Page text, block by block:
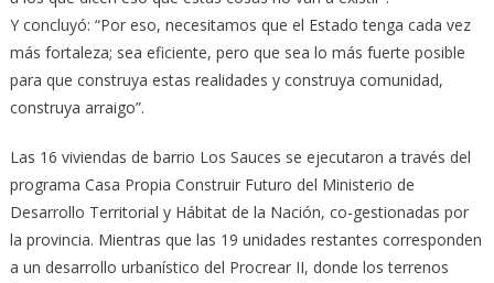
Y concluyó: “Por eso, necesitamos que el Estado tenga cada vez
más fortaleza; sea eficiente, pero que sea lo más fuerte posible
para que construya estas realidades y construya comunidad,
construya arraigo”.
Las 16 viviendas de barrio Los Sauces se ejecutaron a través del
programa Casa Propia Construir Futuro del Ministerio de
Desarrollo Territorial y Hábitat de la Nación, co-gestionadas por
la provincia. Mientras que las 19 unidades restantes corresponden
a un desarrollo urbanístico del Procrear II, donde los terrenos